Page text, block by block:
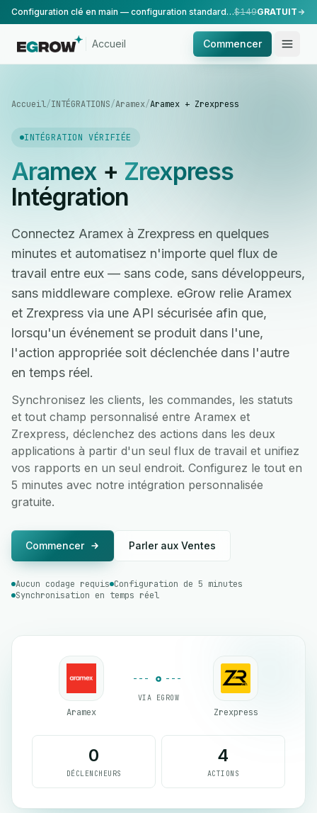
Configuration clé en main — configuration standard, réalisée par notre équipe.$149GRATUIT
Accueil Commencer
Accueil/INTÉGRATIONS/Aramex/Aramex + Zrexpress
INTÉGRATION VÉRIFIÉE
Aramex+ Zrexpress
Intégration
Connectez Aramex à Zrexpress en quelques
minutes et automatisez n'importe quel flux de
travail entre eux — sans code, sans développeurs,
sans middleware complexe. eGrow relie Aramex
et Zrexpress via une API sécurisée afin que,
lorsqu'un événement se produit dans l'une,
l'action appropriée soit déclenchée dans l'autre
en temps réel.
Synchronisez les clients, les commandes, les statuts
et tout champ personnalisé entre Aramex et
Zrexpress, déclenchez des actions dans les deux
applications à partir d'un seul flux de travail et unifiez
vos rapports en un seul endroit. Configurez le tout en
5 minutes avec notre intégration personnalisée
gratuite.
Commencer Parler aux Ventes
Aucun codage requis Configuration de 5 minutes
Synchronisation en temps réel
Aramex
VIA EGROW
Zrexpress
0
DÉCLENCHEURS
4
ACTIONS